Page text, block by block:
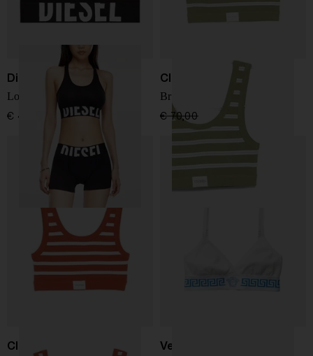
Diesel
Logo gym bra
€ 45,00
Closed
Bralette in cotone
€ 70,00 € 49,00
Closed Versace